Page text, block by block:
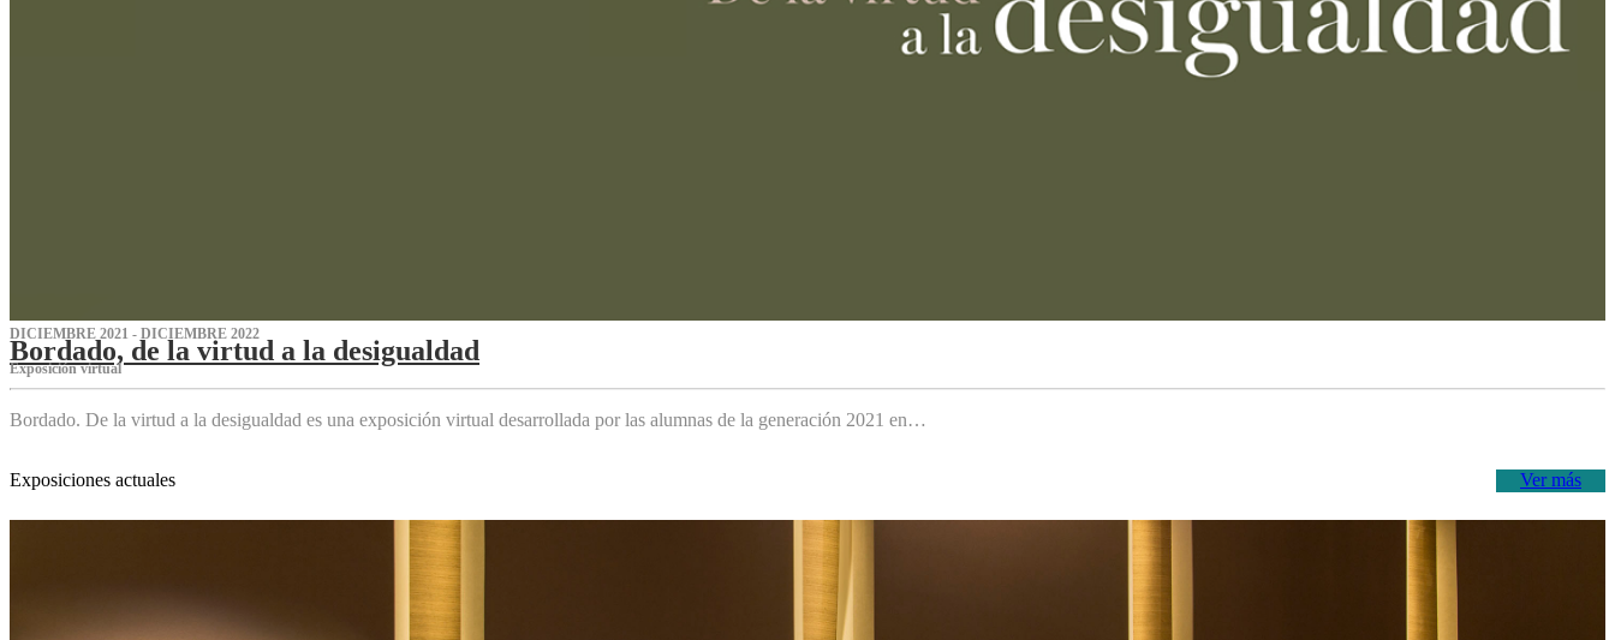
DICIEMBRE 2021 - DICIEMBRE 2022
Bordado, de la virtud a la desigualdad
Exposición virtual‌
Bordado. De la virtud a la desigualdad es una exposición virtual desarrollada por las alumnas de la generación 2021 en…
Ver más
Exposiciones actuales